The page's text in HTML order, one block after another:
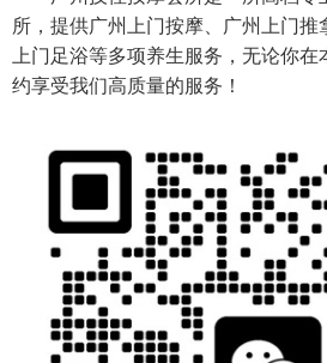
所，提供广州上门按摩、广州上门推
上门足浴等多项养生服务，无论你在
约享受我们高质量的服务！